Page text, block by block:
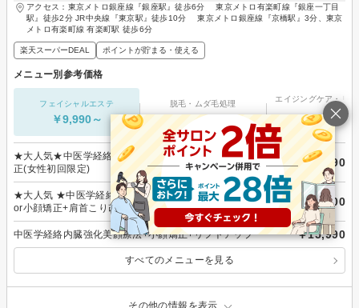
アクセス：東京メトロ銀座線『銀座駅』徒歩6分 東京メトロ有楽町線『銀座一丁目
駅』徒歩2分 JR中央線『東京駅』徒歩10分 東京メトロ銀座線『京橋駅』3分、東京
メトロ有楽町線 有楽町駅 徒歩6分
楽天スーパーDEAL ポイントが貯まる・使える
メニュー別参考価格
フェイシャルエステ
￥9,990～
脱毛・ムダ毛処理
-
エイジングケア・リ
プ
-
★大人気★中医学経絡内臓強化&痩身両立+骨盤矯正or小顔矯
正(女性初回限定)
￥9,990
★大人気 ★中医学経絡内臓強化&ダイエット&美顔＋骨盤矯正
or小顔矯正+肩首こり改善
￥14,900
中医学経絡内臓強化美顔療法+小顔矯正+リフトアップ ￥15,990
すべてのメニューを見る